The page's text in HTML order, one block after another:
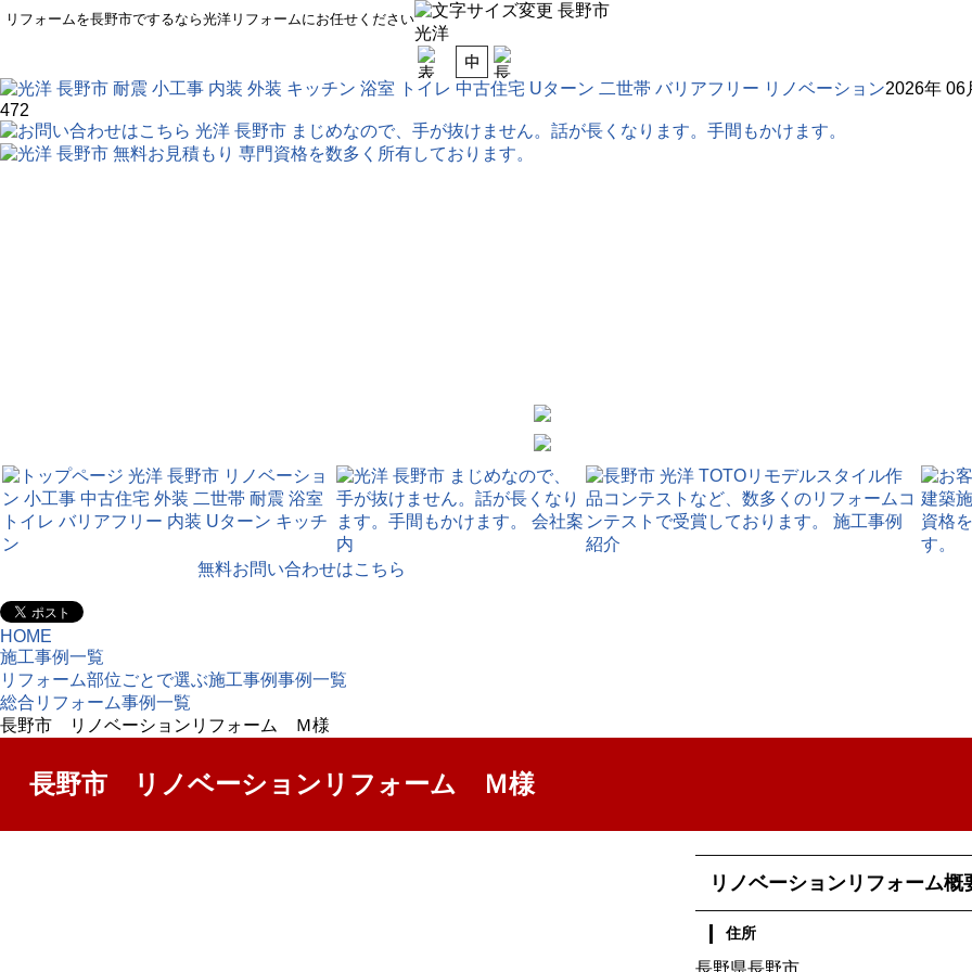
リフォームを長野市でするなら光洋リフォームにお任せください
2026年 06
472
無料お問い合わせはこちら
HOME
施工事例一覧
リフォーム部位ごとで選ぶ施工事例事例一覧
総合リフォーム事例一覧
長野市 リノベーションリフォーム Ｍ様
長野市 リノベーションリフォーム Ｍ様
リノベーションリフォーム概
住所
長野県長野市